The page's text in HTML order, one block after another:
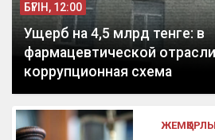
БҮГІН, 12:00
Ущерб на 4,5 млрд тенге: в
фармацевтической
коррупционная схема
ЖЕМҚОРЛЫҚ